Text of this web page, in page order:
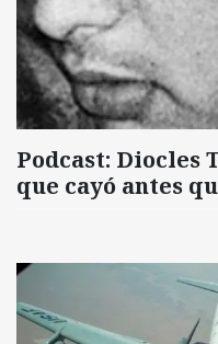
Podcast: Diocles
que cayó antes